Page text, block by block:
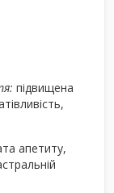
підвищена
апетиту,